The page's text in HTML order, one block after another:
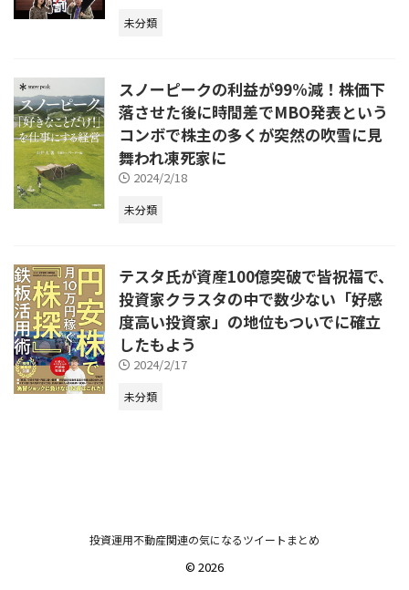
未分類
スノーピークの利益が99%減！株価下
落させた後に時間差でMBO発表という
コンボで株主の多くが突然の吹雪に見
舞われ凍死家に
2024/2/18
未分類
テスタ氏が資産100億突破で皆祝福で、
投資家クラスタの中で数少ない「好感
度高い投資家」の地位もついでに確立
したもよう
2024/2/17
未分類
投資運用不動産関連の気になるツイートまとめ
© 2026